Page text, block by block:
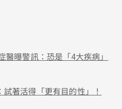
醫曝警訊：恐是「4大疾病」
著活得「更有目的性」！